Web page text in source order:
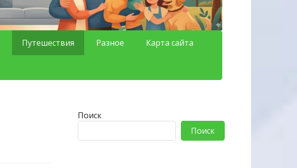
Путешествия Разное Карта сайта
Поиск
Поиск